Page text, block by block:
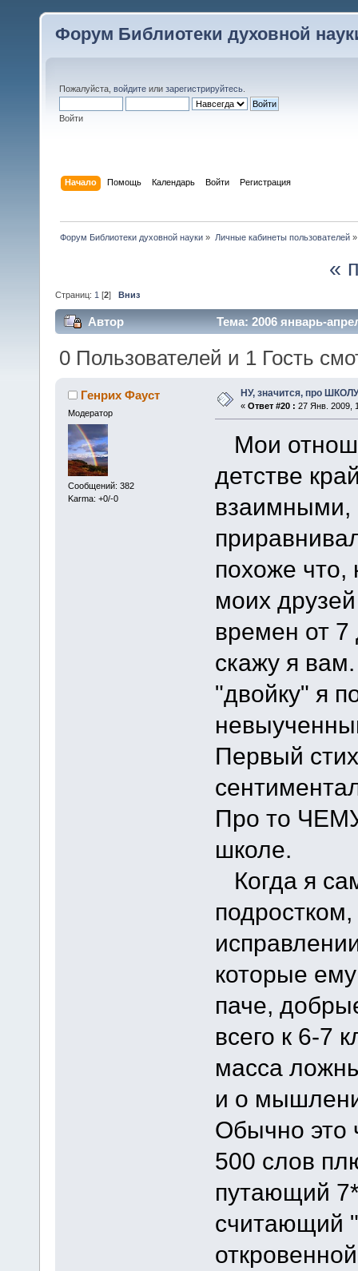
Форум Библиотеки духовной
Пожалуйста, войдите или зарегистрируйтесь
Войти
Начало Помощь Календарь Войти Регистрация
Форум Библиотеки духовной науки » Личные кабинеты пользователей»
«
Страниц: 1 [2] Вниз
Автор Тема: 2006 январь-
0 Пользователей и 1 Гость
Генрих Фауст
Модератор
Сообщений: 382
Karma: +0/-0
НУ, значится, про
« Ответ #20 : 27 Янв. 2009,
Мои
детстве
похоже что,
моих
времен от 7
скажу я
"двойку" я
Первый
Про то
школе.
Когда я
которые
паче,
всего к 6-7
масса
и о
Обычно это
500 слов
путающий
считающий